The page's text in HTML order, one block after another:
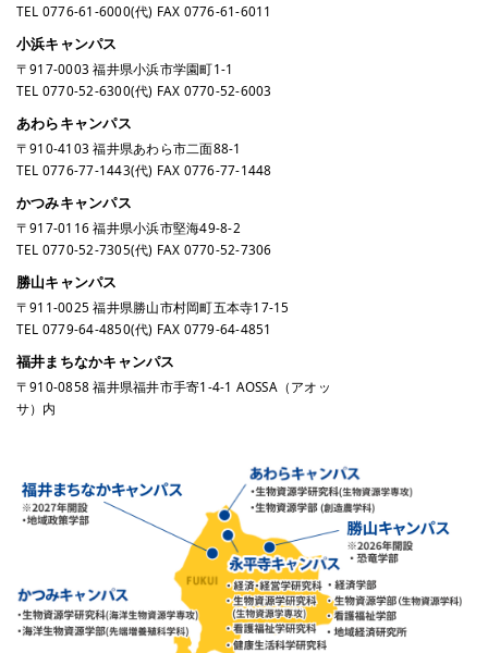
TEL 0776-61-6000(代) FAX 0776-61-6011
小浜キャンパス
〒917-0003 福井県小浜市学園町1-1
TEL 0770-52-6300(代) FAX 0770-52-6003
あわらキャンパス
〒910-4103 福井県あわら市二面88-1
TEL 0776-77-1443(代) FAX 0776-77-1448
かつみキャンパス
〒917-0116 福井県小浜市堅海49-8-2
TEL 0770-52-7305(代) FAX 0770-52-7306
勝山キャンパス
〒911-0025 福井県勝山市村岡町五本寺17-15
TEL 0779-64-4850(代) FAX 0779-64-4851
福井まちなかキャンパス
〒910-0858 福井県福井市手寄1-4-1 AOSSA（アオッ
サ）内